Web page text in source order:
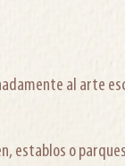
al arte
establos o